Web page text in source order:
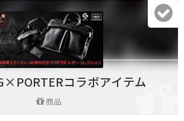
コラボアイテム
商品